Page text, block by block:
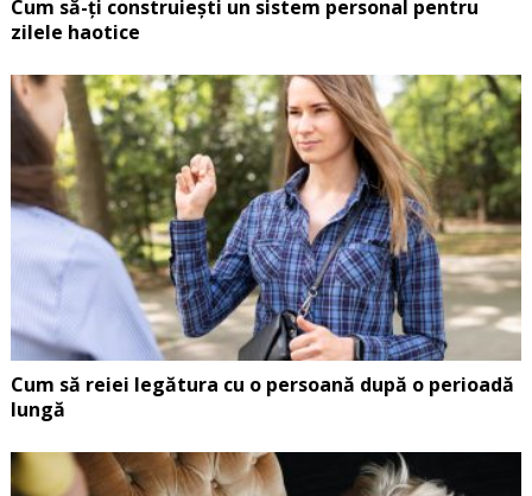
Cum să-ți construiești un sistem personal pentru
zilele haotice
Cum să reiei legătura cu o persoană după o perioadă
lungă